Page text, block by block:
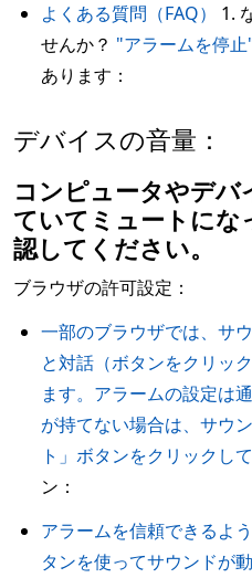
よくある質問（FAQ）
1.
せんか？ "アラームを停止
あります：
デバイスの音量：
コンピュータやデバ
ていてミュートにな
認してください。
ブラウザの許可設定：
一部のブラウザでは、サ
と対話（ボタンをクリッ
ます。アラームの設定は
が持てない場合は、サウ
ト」ボタンをクリックし
ン：
アラームを信頼できるよ
タンを使ってサウンドが